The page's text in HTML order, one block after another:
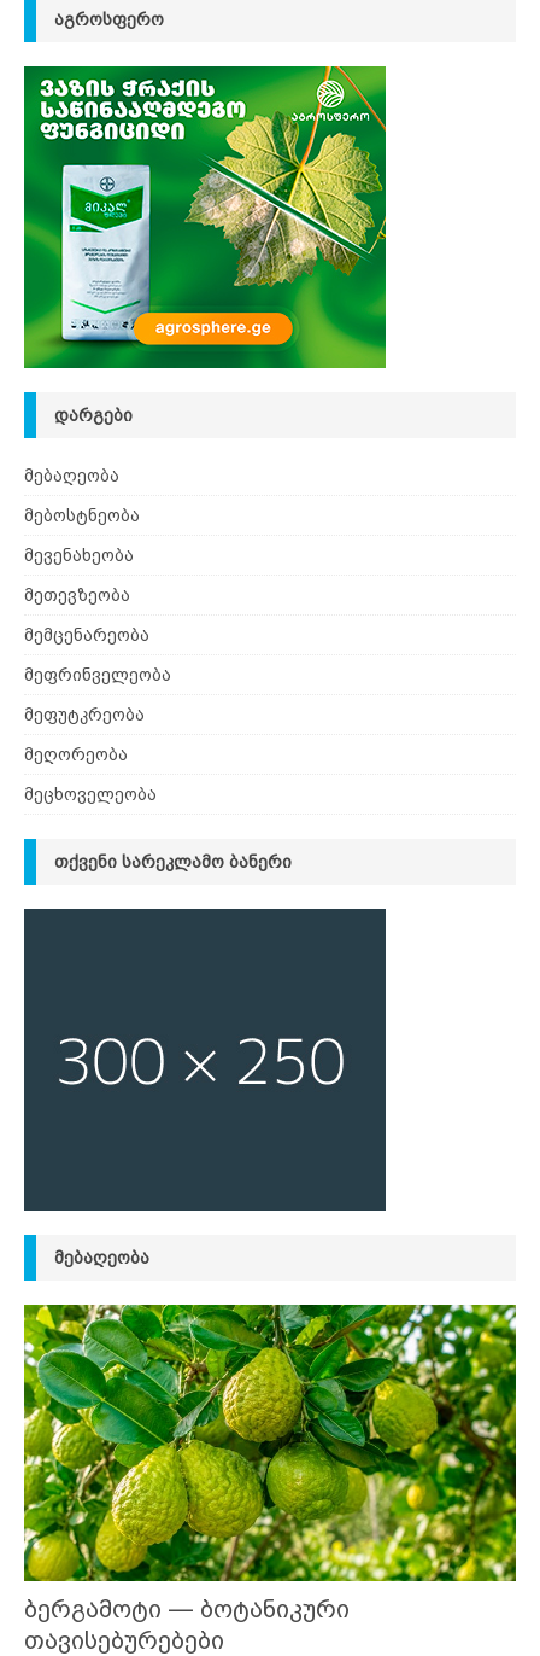
ᲐᲒᲠᲝᲡᲤᲔᲠᲝ
ᲓᲐᲠᲒᲔᲑᲘ
მებაღეობა
მებოსტნეობა
მევენახეობა
მეთევზეობა
მემცენარეობა
მეფრინველეობა
მეფუტკრეობა
მეღორეობა
მეცხოველეობა
ᲗᲥᲕᲔᲜᲘ ᲡᲐᲠᲔᲙᲚᲐᲛᲝ ᲑᲐᲜᲔᲠᲘ
ᲛᲔᲑᲐᲦᲔᲝᲑᲐ
ბერგამოტი — ბოტანიკური
თავისებურებები